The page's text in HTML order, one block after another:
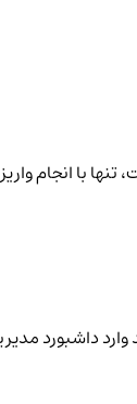
تنها با انجام
وارد داشبورد